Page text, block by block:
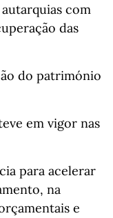
com
das
do património
em vigor nas
para acelerar
na
e